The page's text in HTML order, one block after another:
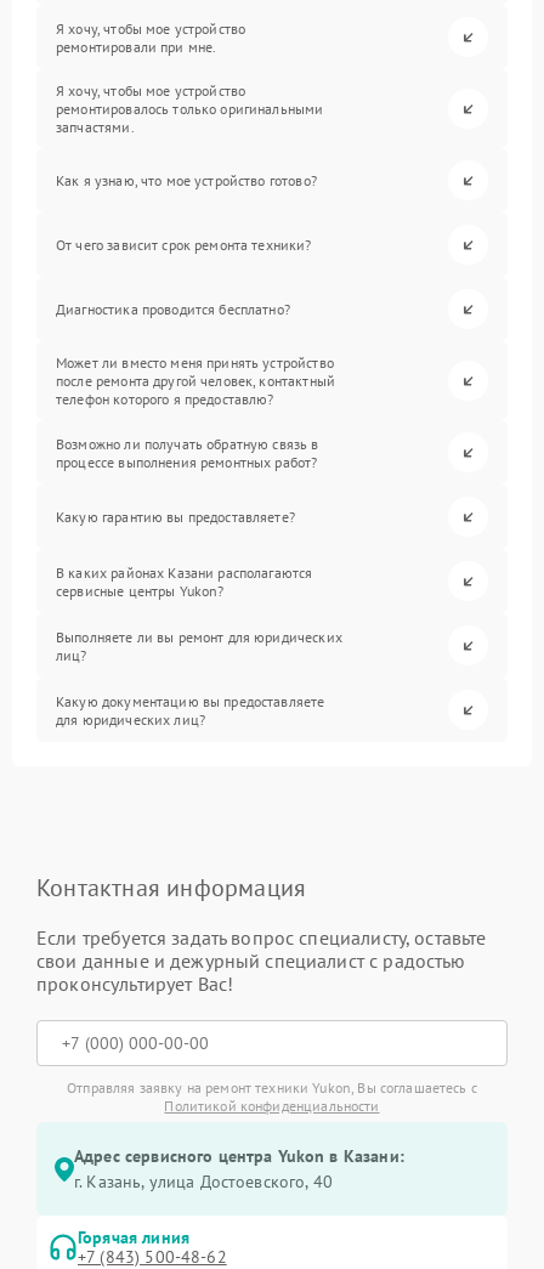
Я хочу, чтобы мое устройство
ремонтировали при мне.
Я хочу, чтобы мое устройство
ремонтировалось только оригинальными
запчастями.
Как я узнаю, что мое устройство готово?
От чего зависит срок ремонта техники?
Диагностика проводится бесплатно?
Может ли вместо меня принять устройство
после ремонта другой человек, контактный
телефон которого я предоставлю?
Возможно ли получать обратную связь в
процессе выполнения ремонтных работ?
Какую гарантию вы предоставляете?
В каких районах Казани располагаются
сервисные центры Yukon?
Выполняете ли вы ремонт для юридических
лиц?
Какую документацию вы предоставляете
для юридических лиц?
Контактная информация
Если требуется задать вопрос специалисту, оставьте
свои данные и дежурный специалист с радостью
проконсультирует Вас!
Отправляя заявку на ремонт техники Yukon, Вы соглашаетесь с
Политикой конфиденциальности
Адрес сервисного центра Yukon в Казани:
г. Казань, улица Достоевского, 40
Горячая линия
+7 (843) 500-48-62